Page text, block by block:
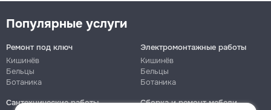
Популярные услуги
Ремонт под ключ
Кишинёв
Бельцы
Ботаника
Электромонтажные работы
Кишинёв
Бельцы
Ботаника
Сантехнические работы
Сборка и ремонт мебели